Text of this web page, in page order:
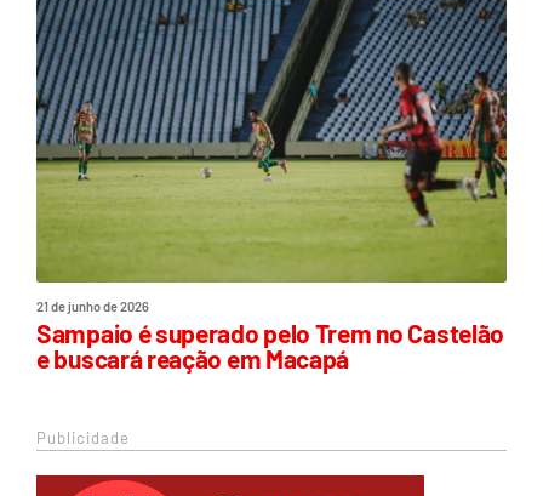
21 de junho de 2026
Sampaio é superado pelo Trem no Castelão
e buscará reação em Macapá
Publicidade